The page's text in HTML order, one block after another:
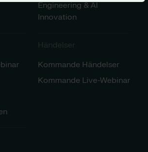
Engineering & AI
Innovation
Händelser​
Kommande Händelser
Kommande Live-Webinar